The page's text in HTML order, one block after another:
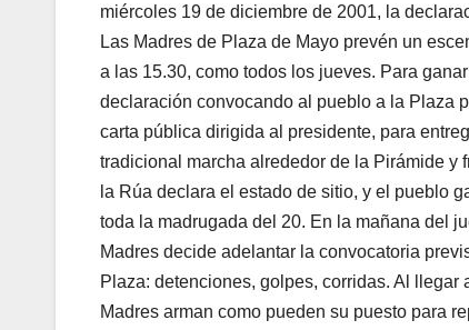
miércoles 19 de diciembre de 2001, la
Las Madres de Plaza de Mayo prevén un
a las 15.30, como todos los jueves. Para
declaración convocando al pueblo a la Plaza
carta pública dirigida al presidente, para
tradicional marcha alrededor de la Pirámide y
la Rúa declara el estado de sitio, y el pueblo
toda la madrugada del 20. En la mañana del
Madres decide adelantar la convocatoria
Plaza: detenciones, golpes, corridas. Al
Madres arman como pueden su puesto para